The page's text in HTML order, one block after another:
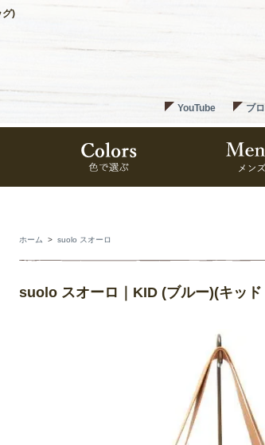
グ)
YouTube ブ
ホーム > suolo スオーロ
suolo スオーロ｜KID (ブルー)(キッ